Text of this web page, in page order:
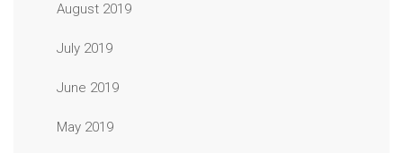
August 2019
July 2019
June 2019
May 2019